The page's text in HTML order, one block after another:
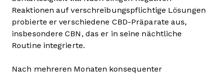
Reaktionen auf verschreibungspflichtige Lösungen
probierte er verschiedene CBD-Präparate aus,
insbesondere CBN, das er in seine nächtliche
Routine integrierte.
Nach mehreren Monaten konsequenter